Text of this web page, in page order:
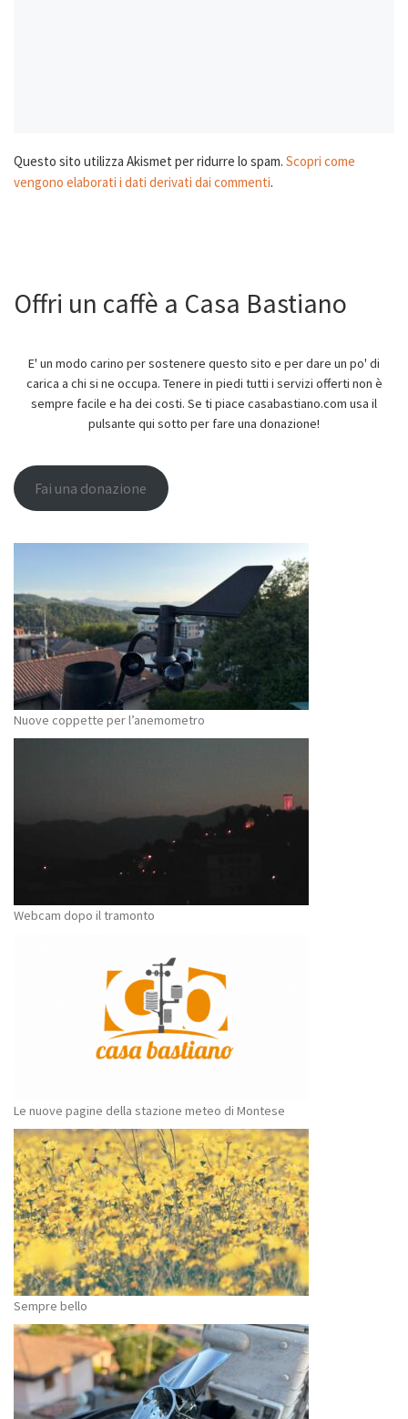
Questo sito utilizza Akismet per ridurre lo spam. Scopri come
vengono elaborati i dati derivati dai commenti.
Offri un caffè a Casa Bastiano
E' un modo carino per sostenere questo sito e per dare un po' di
carica a chi si ne occupa. Tenere in piedi tutti i servizi offerti non è
sempre facile e ha dei costi. Se ti piace casabastiano.com usa il
pulsante qui sotto per fare una donazione!
Fai una donazione
Nuove coppette per l’anemometro
Webcam dopo il tramonto
Le nuove pagine della stazione meteo di Montese
Sempre bello